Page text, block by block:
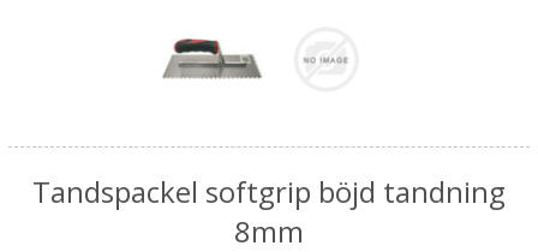
Tandspackel softgrip böjd tandning
8mm